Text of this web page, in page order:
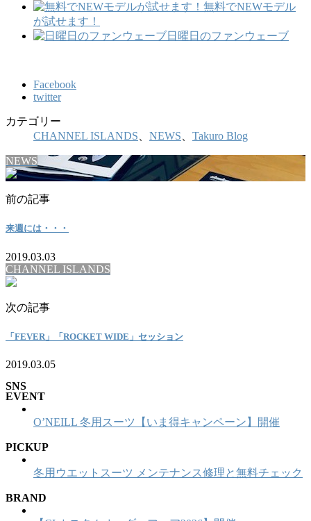
無料でNEWモデル
が試せます！
日曜日のファンウェーブ
Facebook
twitter
カテゴリー
CHANNEL ISLANDS
NEWS Takuro Blog
NEWS
前の記事
来週には・・・
2019.03.03
CHANNEL ISLANDS
次の記事
「FEVER」「ROCKET WIDE」セッション
2019.03.05
SNS
EVENT
O’NEILL 冬用スーツ【いま得キャンペーン】開催
PICKUP
冬用ウエットスーツ メンテナンス修理と無料チェック
BRAND